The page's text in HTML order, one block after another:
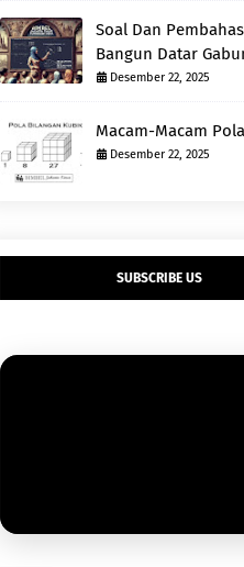
Soal Dan
Bangun Datar
Desember 22, 2025
Macam-Macam
Desember 22, 2025
SUBSCRIBE US